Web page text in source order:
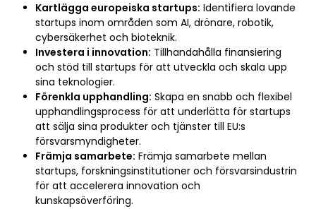
Kartlägga europeiska startups: Identifiera lovande
startups inom områden som AI, drönare, robotik,
cybersäkerhet och bioteknik.
Investera i innovation: Tillhandahålla finansiering
och stöd till startups för att utveckla och skala upp
sina teknologier.
Förenkla upphandling: Skapa en snabb och flexibel
upphandlingsprocess för att underlätta för startups
att sälja sina produkter och tjänster till EU:s
försvarsmyndigheter.
Främja samarbete: Främja samarbete mellan
startups, forskningsinstitutioner och försvarsindustrin
för att accelerera innovation och
kunskapsöverföring.